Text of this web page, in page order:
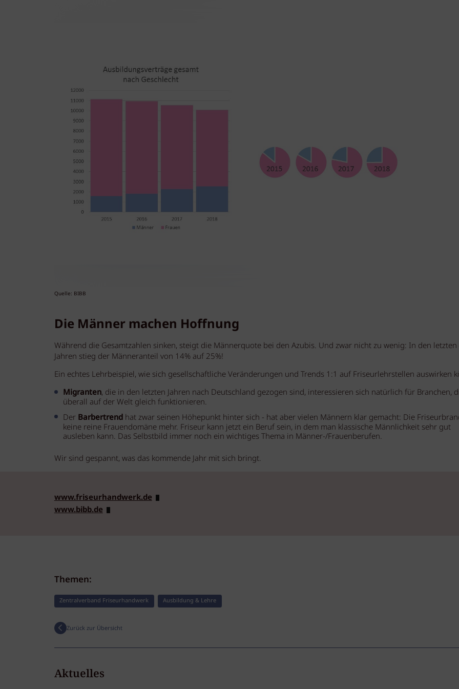
Quelle: BIBB
Die Männer machen Hoffnung
Während die Gesamtzahlen sinken, steigt die Männerquote bei den Azubis. Und zwar nicht zu wenig: In den letzten
Jahren stieg der Männeranteil von 14% auf 25%!
Ein echtes Lehrbeispiel, wie sich gesellschaftliche Veränderungen und Trends 1:1 auf Friseurlehrstellen auswirken
Migranten, die in den letzten Jahren nach Deutschland gezogen sind, interessieren sich natürlich für Branchen,
überall auf der Welt gleich funktionieren.
Der Barbertrend hat zwar seinen Höhepunkt hinter sich - hat aber vielen Männern klar gemacht: Die
keine reine Frauendomäne mehr. Friseur kann jetzt ein Beruf sein, in dem man klassische Männlichkeit sehr gut
ausleben kann. Das Selbstbild immer noch ein wichtiges Thema in Männer-/Frauenberufen.
Wir sind gespannt, was das kommende Jahr mit sich bringt.
www.friseurhandwerk.de
www.bibb.de
Themen:
Zentralverband Friseurhandwerk Ausbildung & Lehre
Zurück zur Übersicht
Aktuelles